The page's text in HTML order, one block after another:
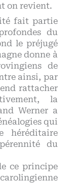
on revient.
fait partie
du
le préjugé
donne à
de
ainsi, par
rattacher
la
Werner a
qui
héréditaire
du
ce principe